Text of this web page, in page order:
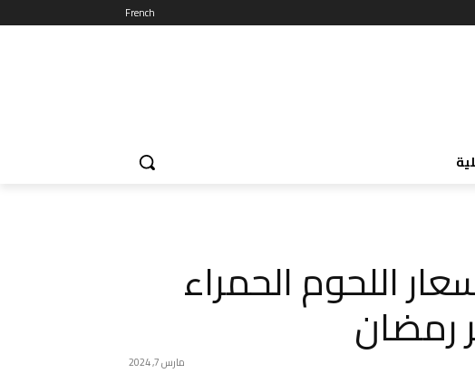
French
اللحوم الحمراء
رمضان
مارس 7, 2024